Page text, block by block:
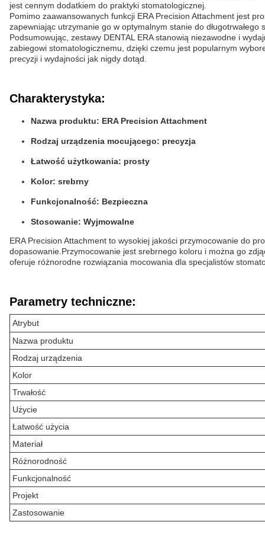
jest cennym dodatkiem do praktyki stomatologicznej.
Pomimo zaawansowanych funkcji ERA Precision Attachment jest
zapewniając utrzymanie go w optymalnym stanie do długotrwałego
Podsumowując, zestawy DENTAL ERA stanowią niezawodne i
zabiegowi stomatologicznemu, dzięki czemu jest popularnym
precyzji i wydajności jak nigdy dotąd.
Charakterystyka:
Nazwa produktu: ERA Precision Attachment
Rodzaj urządzenia mocującego: precyzja
Łatwość użytkowania: prosty
Kolor: srebrny
Funkcjonalność: Bezpieczna
Stosowanie: Wyjmowalne
ERA Precision Attachment to wysokiej jakości przymocowanie do
dopasowanie.Przymocowanie jest srebrnego koloru i można go
oferuje różnorodne rozwiązania mocowania dla specjalistów
Parametry techniczne:
Atrybut
Nazwa produktu
Rodzaj urządzenia
Kolor
Trwałość
Użycie
Łatwość użycia
Materiał
Różnorodność
Funkcjonalność
Projekt
Zastosowanie